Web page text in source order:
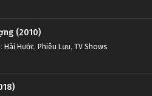
(2010)
: Hài Hước, Phiêu Lưu, TV Shows